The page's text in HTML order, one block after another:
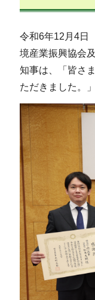
令和6年12月4日
境産業振興協会
知事は、「皆さ
ただきました。